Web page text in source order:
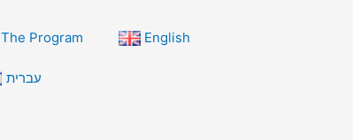
The Program English
עברית